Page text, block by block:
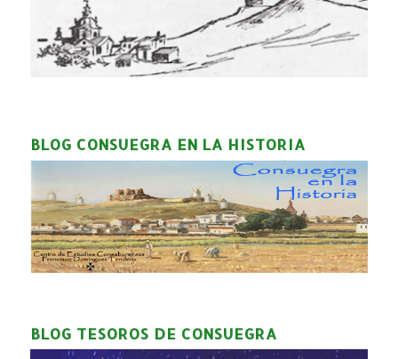
BLOG CONSUEGRA EN LA HISTORIA
BLOG TESOROS DE CONSUEGRA